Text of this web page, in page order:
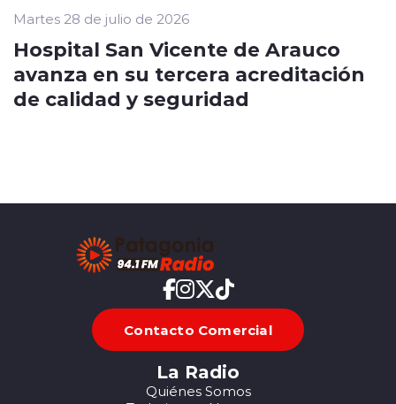
Martes 28 de julio de 2026
Hospital San Vicente de Arauco
avanza en su tercera acreditación
de calidad y seguridad
Contacto Comercial
La Radio
Quiénes Somos